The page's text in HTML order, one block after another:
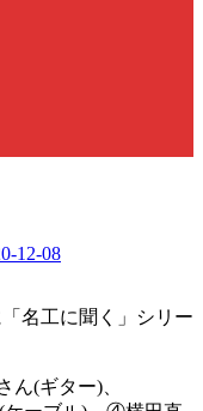
12-08
名工に聞く」シリー
(ギター)、